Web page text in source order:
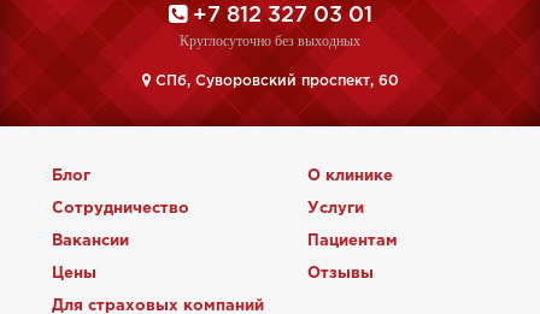
+7 812 327 03 01
Круглосуточно без выходных
CПб, Суворовский проспект, 60
Блог О клинике
Сотрудничество Услуги
Вакансии Пациентам
Цены Отзывы
Для страховых компаний